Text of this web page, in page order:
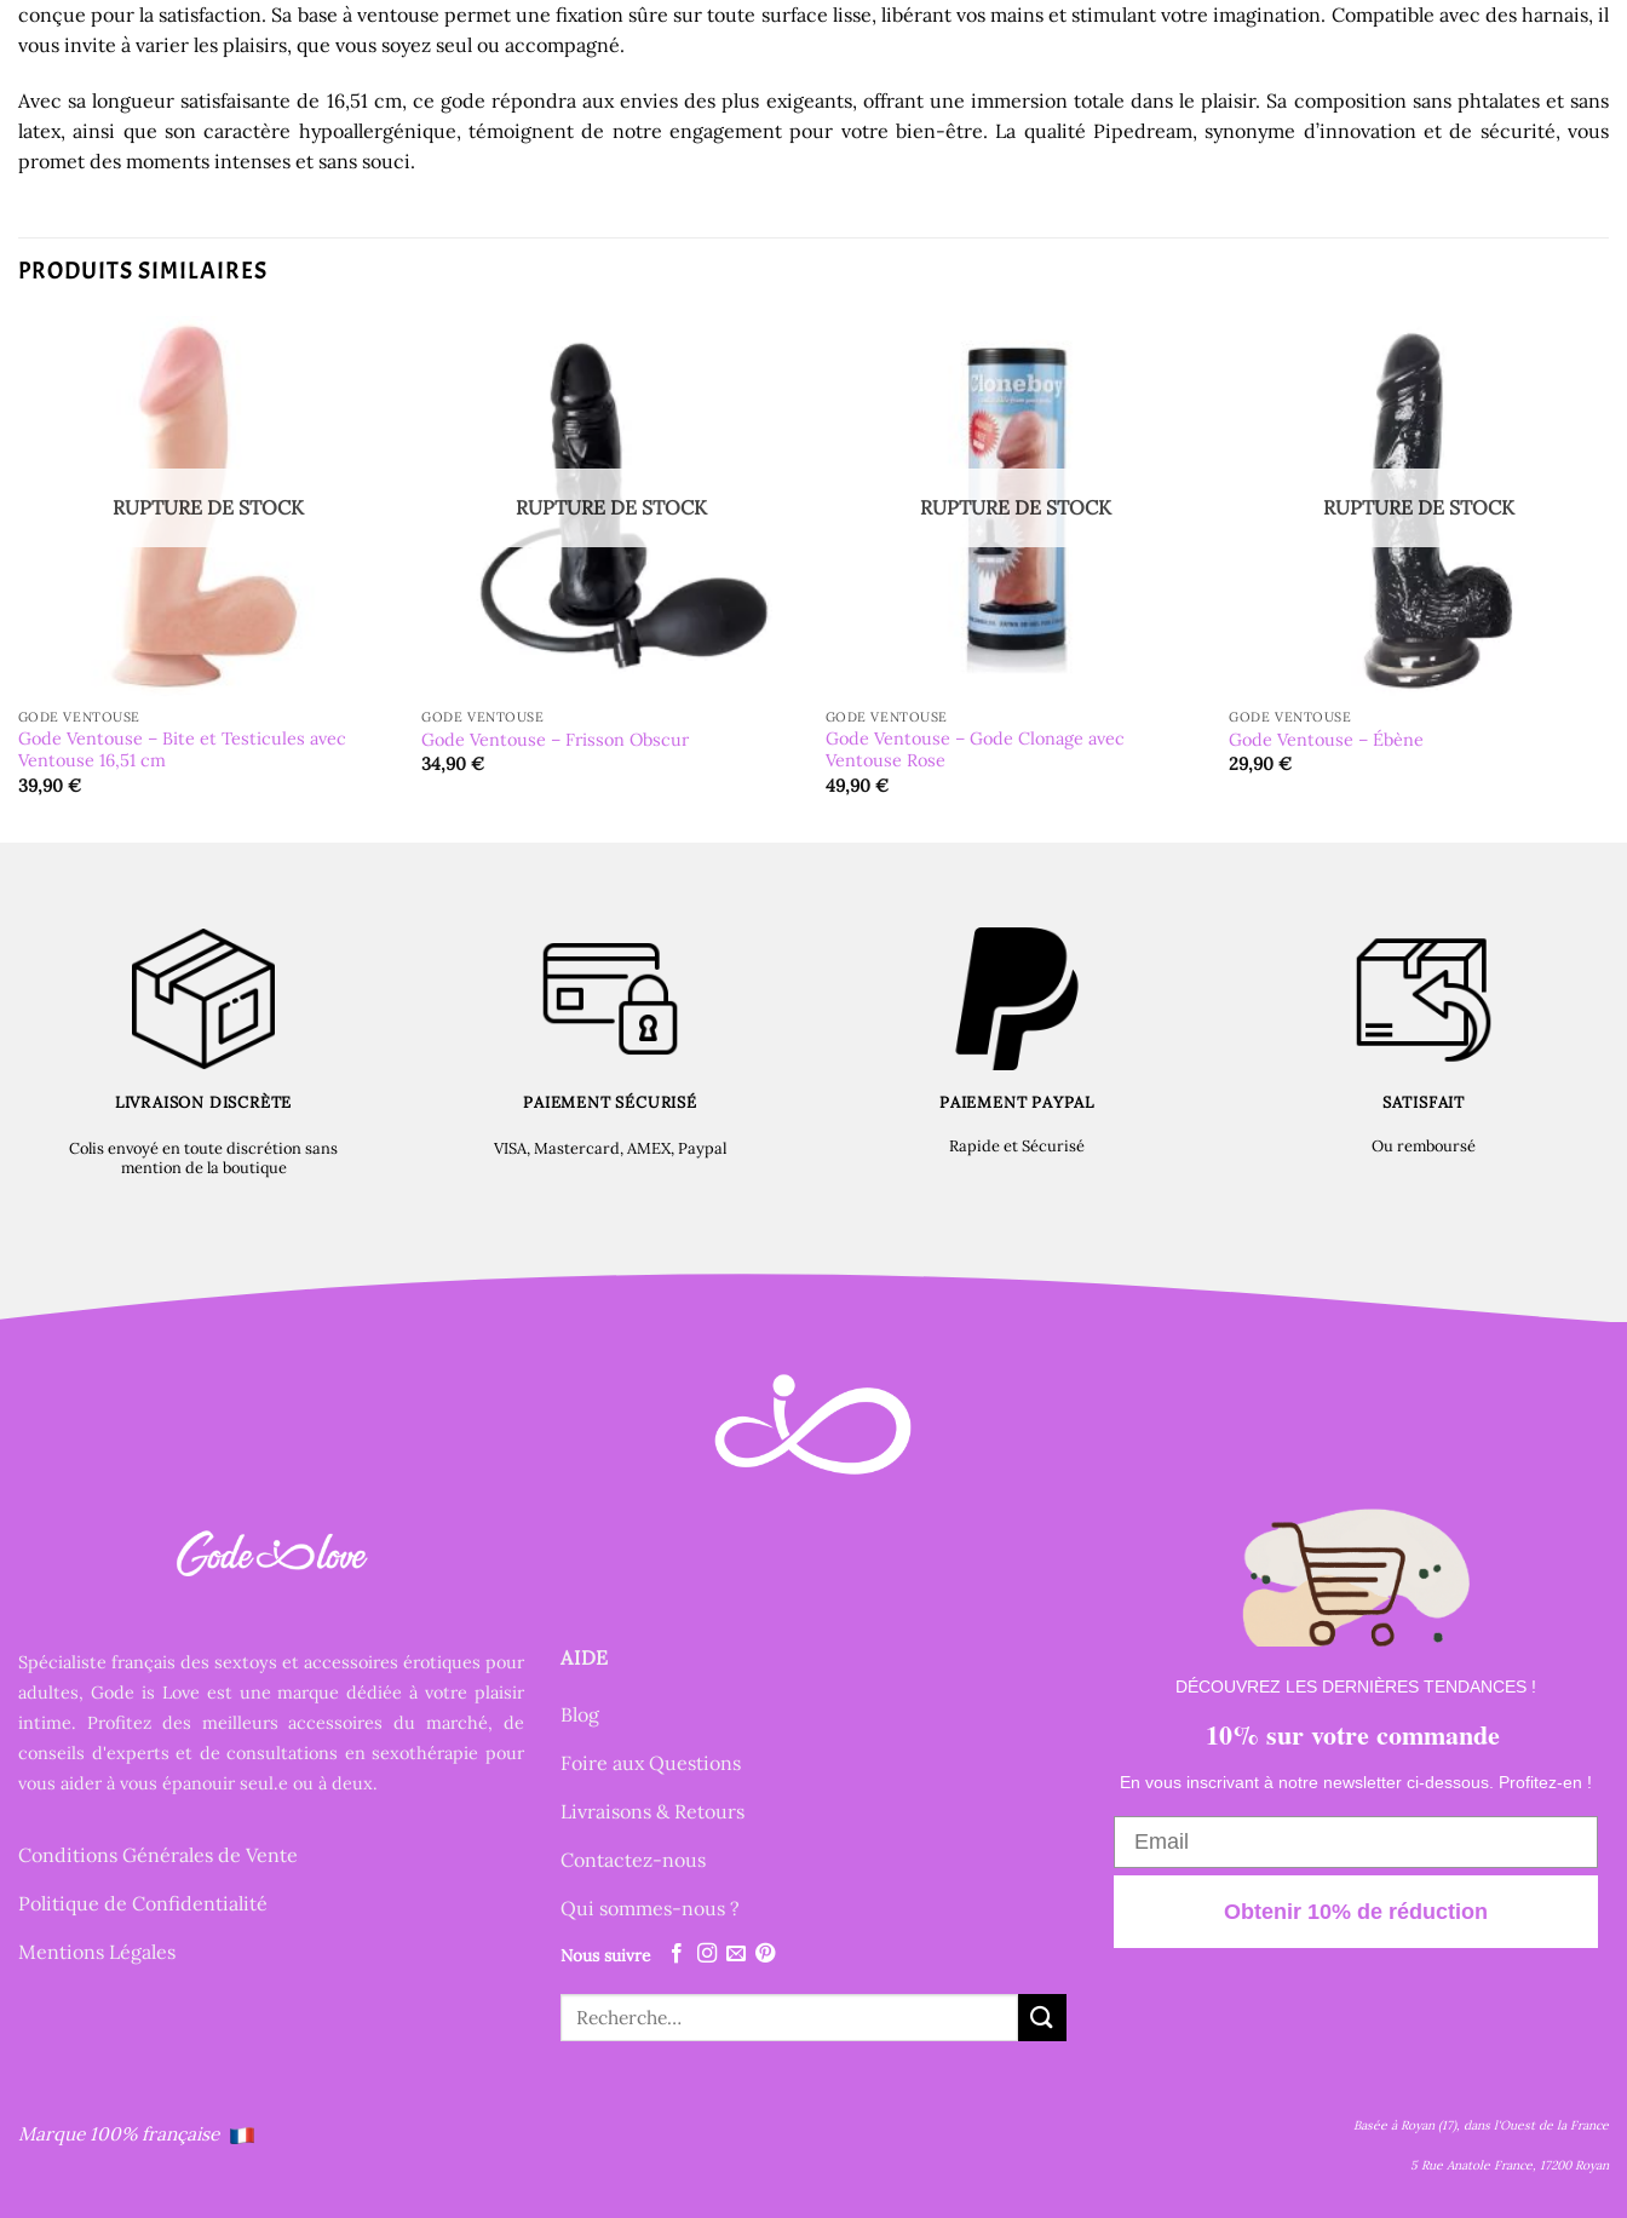
conçue pour la satisfaction. Sa base à ventouse permet une fixation sûre sur toute surface lisse, libérant vos mains et stimulant votre imagination. Compatible avec des harnais, il
vous invite à varier les plaisirs, que vous soyez seul ou accompagné.
Avec sa longueur satisfaisante de 16,51 cm, ce gode répondra aux envies des plus exigeants, offrant une immersion totale dans le plaisir. Sa composition sans phtalates et sans
latex, ainsi que son caractère hypoallergénique, témoignent de notre engagement pour votre bien-être. La qualité Pipedream, synonyme d’innovation et de sécurité, vous
promet des moments intenses et sans souci.
PRODUITS SIMILAIRES
RUPTURE DE STOCK
GODE VENTOUSE
Gode Ventouse – Bite et Testicules avec
Ventouse 16,51 cm
39,90 €
RUPTURE DE STOCK
GODE VENTOUSE
Gode Ventouse – Frisson Obscur
34,90€
RUPTURE DE STOCK
GODE VENTOUSE
Gode Ventouse – Gode Clonage avec
Ventouse Rose
49,90 €
RUPTURE DE STOCK
GODE VENTOUSE
Gode Ventouse – Ébène
29,90€
LIVRAISON DISCRÈTE
Colis envoyé en toute discrétion sans
mention de la boutique
PAIEMENT SÉCURISÉ
VISA, Mastercard, AMEX, Paypal
PAIEMENT PAYPAL
Rapide et Sécurisé
SATISFAIT
Ou remboursé
Spécialiste français des sextoys et accessoires érotiques pour
adultes, Gode is Love est une marque dédiée à votre plaisir
intime. Profitez des meilleurs accessoires du marché, de
conseils d'experts et de consultations en sexothérapie pour
vous aider à vous épanouir seul.e ou à deux.
Conditions Générales de Vente
Politique de Confidentialité
Mentions Légales
AIDE
Blog
Foire aux Questions
Livraisons & Retours
Contactez-nous
Qui sommes-nous ?
Nous suivre
Recherche
DÉCOUVREZ LES DERNIÈRES TENDANCES !
10% sur votre commande
En vous inscrivant à notre newsletter ci-dessous. Profitez-en !
Obtenir 10% de réduction
Marque 100% française Basée à Royan (17), dans l'Ouest de la France
5 Rue Anatole France, 17200 Royan